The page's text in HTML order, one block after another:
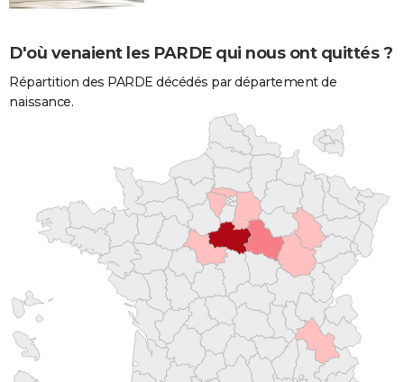
D'où venaient les PARDE qui nous ont quittés ?
Répartition des PARDE décédés par département de
naissance.